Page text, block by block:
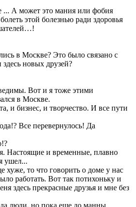
... А может это мания или фобия
этой болезнью ради здоровья
в Москве? Это было связано с
новых друзей?
Вот и я тоже этими
в Москве.
и бизнес, и творчество. И все пути
Все перевернулось! Да
Настоящие и временные, плавно
ушел...
хуже, то что говорить о доме у нас
работать. Вот так потихоньку и
здесь прекрасные друзья и мне без